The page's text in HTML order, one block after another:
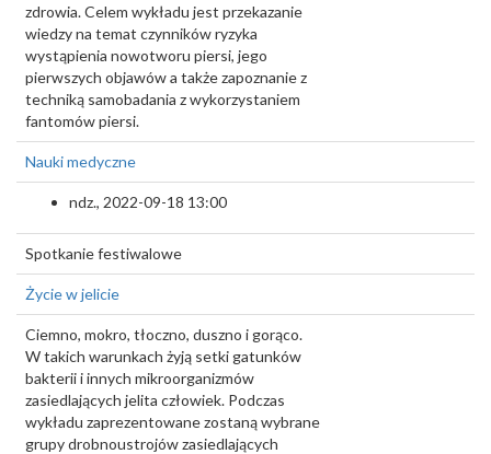
zdrowia. Celem wykładu jest przekazanie
wiedzy na temat czynników ryzyka
wystąpienia nowotworu piersi, jego
pierwszych objawów a także zapoznanie z
techniką samobadania z wykorzystaniem
fantomów piersi.
Nauki medyczne
ndz., 2022-09-18 13:00
Spotkanie festiwalowe
Życie w jelicie
Ciemno, mokro, tłoczno, duszno i gorąco.
W takich warunkach żyją setki gatunków
bakterii i innych mikroorganizmów
zasiedlających jelita człowiek. Podczas
wykładu zaprezentowane zostaną wybrane
grupy drobnoustrojów zasiedlających